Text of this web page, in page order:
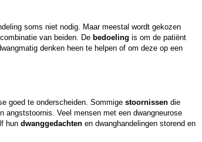
soms niet nodig. Maar meestal wordt gekozen
van beiden. De bedoeling is om de patiënt
denken heen te helpen of om deze op een
goed te onderscheiden. Sommige stoornissendie
angststoornis. Veel mensen met een dwangneurose
hun dwanggedachtenen dwanghandelingen storend en